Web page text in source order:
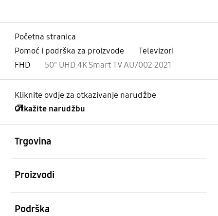
Početna stranica
Pomoć i podrška za proizvode
Televizori
FHD
50" UHD 4K Smart TV AU7002 2021
Kliknite ovdje za otkazivanje narudžbe
Otkažite narudžbu
Trgovina
Proizvodi
Podrška